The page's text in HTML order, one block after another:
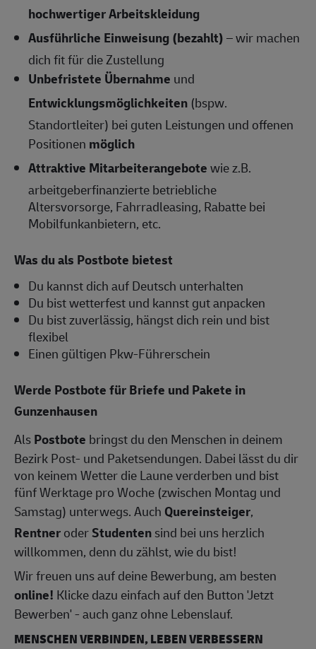
hochwertiger Arbeitskleidung
Ausführliche Einweisung (bezahlt)– wir machen
dich fit für die Zustellung
Unbefristete Übernahme und
Entwicklungsmöglichkeiten (bspw.
Standortleiter) bei guten Leistungen und offenen
Positionen möglich
Attraktive Mitarbeiterangebotewie z.B.
arbeitgeberfinanzierte betriebliche
Altersvorsorge, Fahrradleasing, Rabatte bei
Mobilfunkanbietern, etc.
Was du als Postbote bietest
Du kannst dich auf Deutsch unterhalten
Du bist wetterfest und kannst gut anpacken
Du bist zuverlässig, hängst dich rein und bist
flexibel
Einen gültigen Pkw-Führerschein
Werde Postbote für Briefe und Pakete in
Gunzenhausen
AlsPostbote bringst du den Menschen in deinem
Bezirk Post- und Paketsendungen. Dabei lässt du dir
von keinem Wetter die Laune verderben und bist
fünf Werktage pro Woche (zwischen Montag und
Samstag) unterwegs. Auch Quereinsteiger,
RentneroderStudentensind bei uns herzlich
willkommen, denn du zählst, wie du bist!
Wir freuen uns auf deine Bewerbung, am besten
online! Klicke dazu einfach auf den Button 'Jetzt
Bewerben' - auch ganz ohne Lebenslauf.
MENSCHEN VERBINDEN, LEBEN VERBESSERN